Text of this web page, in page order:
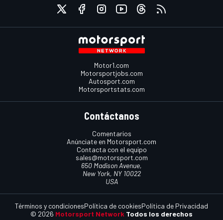
Motor1.com
Motorsportjobs.com
Autosport.com
Motorsportstats.com
Contáctanos
Comentarios
Anúnciate en Motorsport.com
Contacta con el equipo
sales@motorsport.com
650 Madison Avenue,
New York, NY 10022
USA
© 2026 Motorsport Network Todos los derechos
Términos y condicionesPolítica de cookiesPolítica de Privacidad